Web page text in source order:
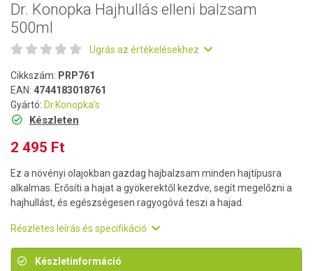
Dr. Konopka Hajhullás elleni balzsam
500ml
Ugrás az értékelésekhez
Cikkszám: PRP761
EAN: 4744183018761
Gyártó: Dr.Konopka's
Készleten
2 495 Ft
Ez a növényi olajokban gazdag hajbalzsam minden hajtípusra
alkalmas. Erősíti a hajat a gyökerektől kezdve, segít megelőzni a
hajhullást, és egészségesen ragyogóvá teszi a hajad.
Részletes leírás és specifikáció
Készletinformáció